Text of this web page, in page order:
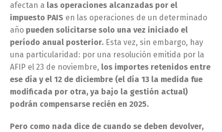
afectan a las operaciones alcanzadas por el
impuesto PAIS en las operaciones de un determinado
año pueden solicitarse solo una vez iniciado el
período anual posterior. Esta vez, sin embargo, hay
una particularidad: por una resolución emitida por la
AFIP el 23 de noviembre, los importes retenidos entre
ese día y el 12 de diciembre (el día 13 la medida fue
modificada por otra, ya bajo la gestión actual)
podrán compensarse recién en 2025.
Pero como nada dice de cuando se deben devolver,